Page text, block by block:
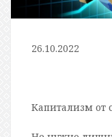
26.10.2022
Капитализм от